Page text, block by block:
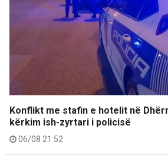
Konflikt me stafin e hotelit në
kërkim ish-zyrtari i policisë
06/08 21:52